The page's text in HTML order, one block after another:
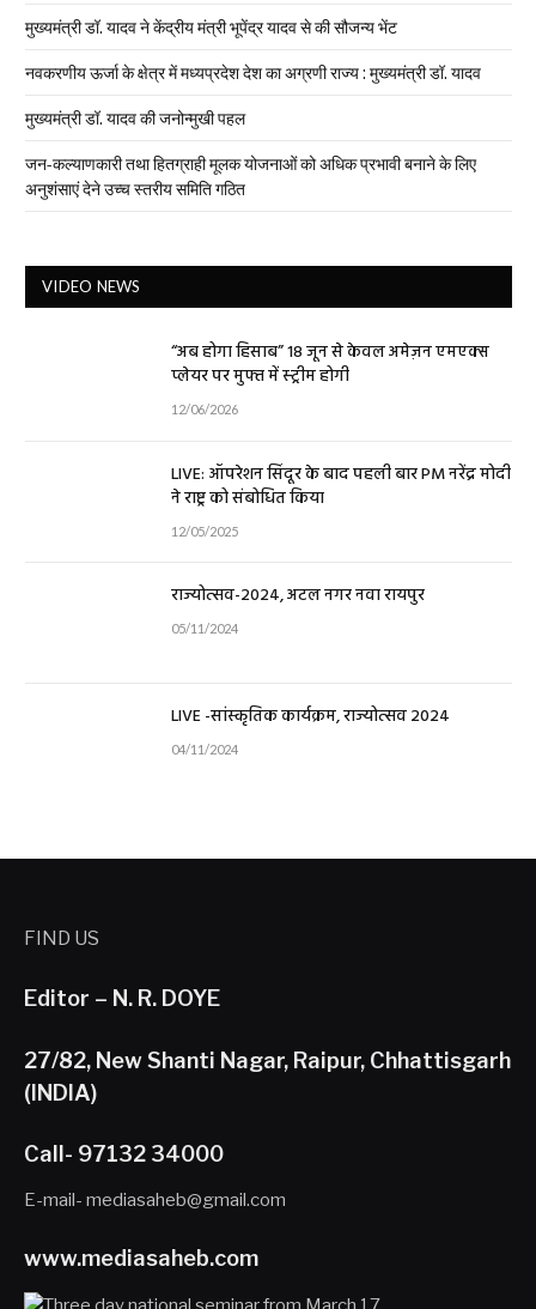
मुख्यमंत्री डॉ. यादव ने केंद्रीय मंत्री भूपेंद्र यादव से की सौजन्य भेंट
नवकरणीय ऊर्जा के क्षेत्र में मध्यप्रदेश देश का अग्रणी राज्य : मुख्यमंत्री डॉ. यादव
मुख्यमंत्री डॉ. यादव की जनोन्मुखी पहल
जन-कल्याणकारी तथा हितग्राही मूलक योजनाओं को अधिक प्रभावी बनाने के लिए
अनुशंसाएं देने उच्च स्तरीय समिति गठित
VIDEO NEWS
“अब होगा हिसाब” 18 जून से केवल अमेज़न एमएक्स
प्लेयर पर मुफ्त में स्ट्रीम होगी
12/06/2026
LIVE: ऑपरेशन सिंदूर के बाद पहली बार PM नरेंद्र मोदी
ने राष्ट्र को संबोधित किया
12/05/2025
राज्योत्सव-2024, अटल नगर नवा रायपुर
05/11/2024
LIVE -सांस्कृतिक कार्यक्रम, राज्योत्सव 2024
04/11/2024
FIND US
Editor – N. R. DOYE
27/82, New Shanti Nagar, Raipur, Chhattisgarh
(INDIA)
Call- 97132 34000
E-mail- mediasaheb@gmail.com
www.mediasaheb.com